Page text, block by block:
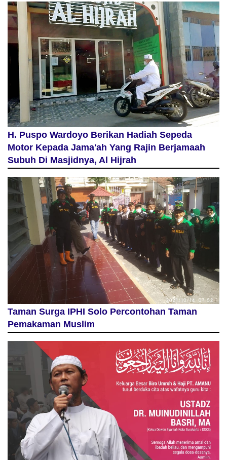
H. Puspo Wardoyo Berikan Hadiah Sepeda
Motor Kepada Jama'ah Yang Rajin Berjamaah
Subuh Di Masjidnya, Al Hijrah
Taman Surga IPHI Solo Percontohan Taman
Pemakaman Muslim